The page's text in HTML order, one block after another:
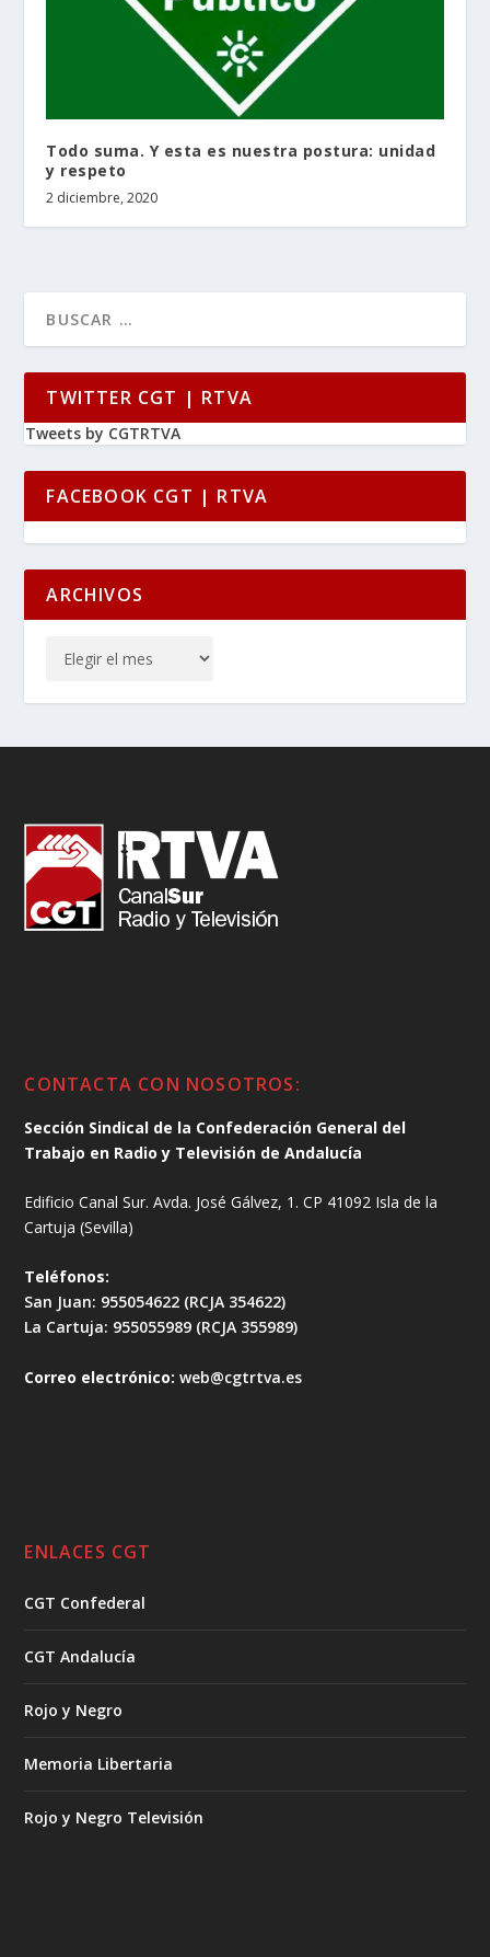
Todo suma. Y esta es nuestra postura: unidad
y respeto
2 diciembre, 2020
TWITTER CGT | RTVA
Tweets by CGTRTVA
FACEBOOK CGT | RTVA
ARCHIVOS
CONTACTA CON NOSOTROS:
Sección Sindical de la Confederación General del
Trabajo en Radio y Televisión de Andalucía
Edificio Canal Sur. Avda. José Gálvez, 1. CP 41092 Isla de la
Cartuja (Sevilla)
Teléfonos:
San Juan: 955054622 (RCJA 354622)
La Cartuja: 955055989 (RCJA 355989)
Correo electrónico:web@cgtrtva.es
ENLACES CGT
CGT Confederal
CGT Andalucía
Rojo y Negro
Memoria Libertaria
Rojo y Negro Televisión